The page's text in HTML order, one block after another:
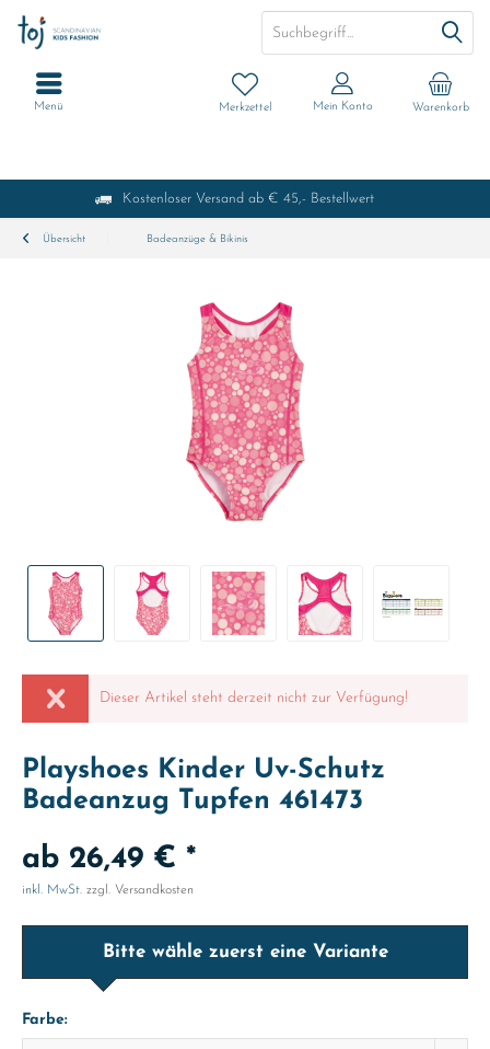
Kostenloser Versand ab € 45,- Bestellwert
Warenkorb
Merkzettel Mein Konto
Menü
Übersicht Badeanzüge & Bikinis
Dieser Artikel steht derzeit nicht zur Verfügung!
Playshoes Kinder Uv-Schutz
Badeanzug Tupfen 461473
ab 26,49 € *
inkl. MwSt. zzgl. Versandkosten
Bitte wähle zuerst eine Variante
Farbe: